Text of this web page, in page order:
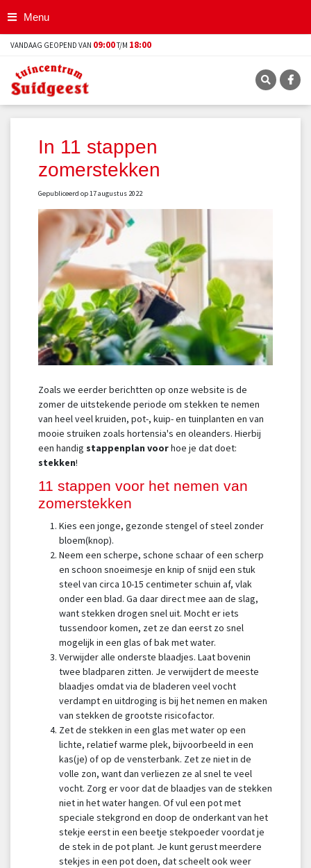
n
o
Menu
VANDAAG GEOPEND VAN 09:00T/M 18:00
In 11 stappen
zomerstekken
Gepubliceerd op17 augustus 2022
Zoals we eerder berichtten op onze website is de
zomer de uitstekende periode om stekken te nemen
van heel veel kruiden, pot-, kuip- en tuinplanten en van
mooie struiken zoals hortensia's en oleanders. Hierbij
een handig stappenplan voorhoe je dat doet:
stekken!
11 stappen voor het nemen van
zomerstekken
Kies een jonge, gezonde stengel of steel zonder
bloem(knop).
Neem een scherpe, schone schaar of een scherp
en schoon snoeimesje en knip of snijd een stuk
steel van circa 10-15 centimeter schuin af, vlak
onder een blad. Ga daar direct mee aan de slag,
want stekken drogen snel uit. Mocht er iets
tussendoor komen, zet ze dan eerst zo snel
mogelijk in een glas of bak met water.
Verwijder alle onderste blaadjes. Laat bovenin
twee bladparen zitten. Je verwijdert de meeste
blaadjes omdat via de bladeren veel vocht
verdampt en uitdroging is bij het nemen en maken
van stekken de grootste risicofactor.
Zet de stekken in een glas met water op een
lichte, relatief warme plek, bijvoorbeeld in een
kas(je) of op de vensterbank. Zet ze niet in de
volle zon, want dan verliezen ze al snel te veel
vocht. Zorg er voor dat de blaadjes van de stekken
niet in het water hangen. Of vul een pot met
speciale stekgrond en doop de onderkant van het
stekje eerst in een beetje stekpoeder voordat je
de stek in de pot plant. Je kunt gerust meerdere
stekjes in een pot doen, dat scheelt ook weer